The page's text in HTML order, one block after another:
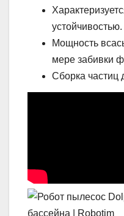
устойчивостью.
Мощность
мере забивки
Сборка частиц